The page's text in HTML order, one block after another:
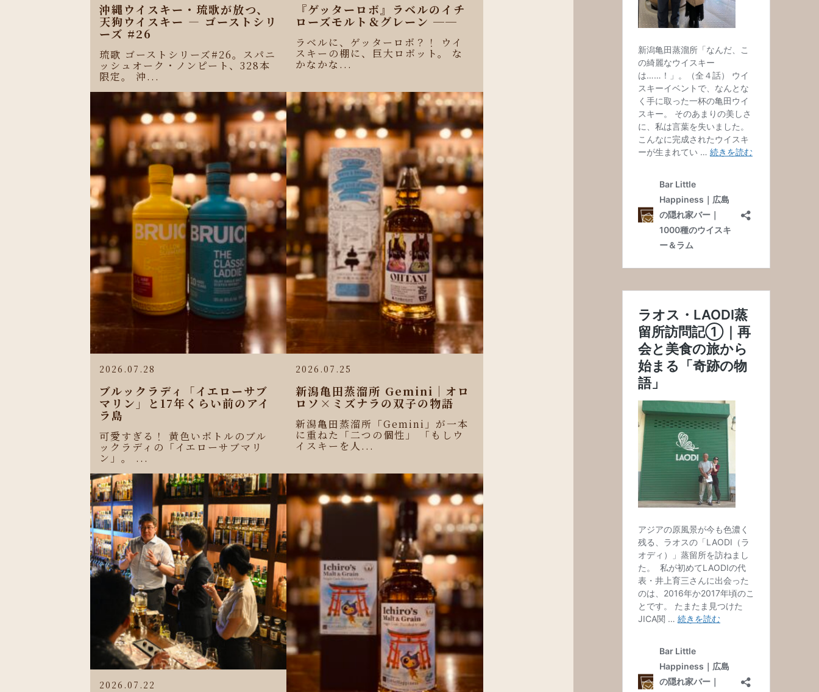
沖縄ウイスキー・琉歌が放つ、
天狗ウイスキー ― ゴーストシリ
ーズ #26
琉歌 ゴーストシリーズ#26。スパニ
ッシュオーク・ノンピート、328本
限定。 沖...
『ゲッターロボ』ラベルのイチ
ローズモルト＆グレーン ──
ラベルに、ゲッターロボ？！ ウイ
スキーの棚に、巨大ロボット。 な
かなかな...
2026.07.28
ブルックラディ「イエローサブ
マリン」と17年くらい前のアイ
ラ島
可愛すぎる！ 黄色いボトルのブル
ックラディの「イエローサブマリ
ン」。 ...
2026.07.25
新潟亀田蒸溜所 Gemini｜オロ
ロソ×ミズナラの双子の物語
新潟亀田蒸溜所「Gemini」が一本
に重ねた「二つの個性」 「もしウ
イスキーを人...
2026.07.22